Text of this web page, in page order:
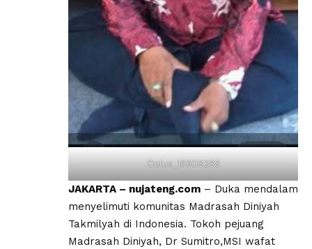
Oplus_16908288
JAKARTA – nujateng.com – Duka mendalam
menyelimuti komunitas Madrasah Diniyah
Takmilyah di Indonesia. Tokoh pejuang
Madrasah Diniyah, Dr Sumitro,MSI wafat